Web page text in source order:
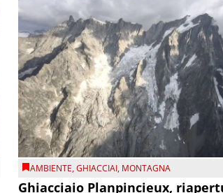
AMBIENTE,GHIACCIAI, MONTAGNA
Ghiacciaio Planpincieux,